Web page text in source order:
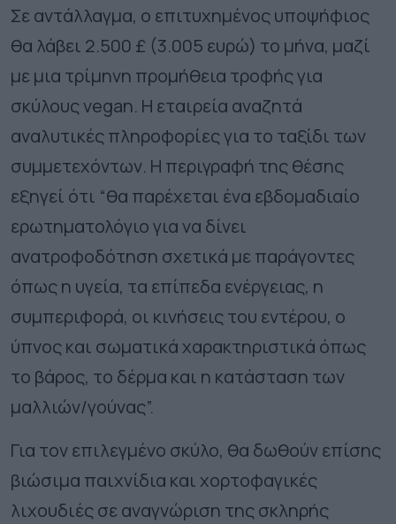
Σε αντάλλαγμα, ο επιτυχημένος υποψήφιος
θα λάβει 2.500 £ (3.005 ευρώ) το μήνα, μαζί
με μια τρίμηνη προμήθεια τροφής για
σκύλους vegan. Η εταιρεία αναζητά
αναλυτικές πληροφορίες για το ταξίδι των
συμμετεχόντων. Η περιγραφή της θέσης
εξηγεί ότι “θα παρέχεται ένα εβδομαδιαίο
ερωτηματολόγιο για να δίνει
ανατροφοδότηση σχετικά με παράγοντες
όπως η υγεία, τα επίπεδα ενέργειας, η
συμπεριφορά, οι κινήσεις του εντέρου, ο
ύπνος και σωματικά χαρακτηριστικά όπως
το βάρος, το δέρμα και η κατάσταση των
μαλλιών/γούνας”.
Για τον επιλεγμένο σκύλο, θα δωθούν επίσης
βιώσιμα παιχνίδια και χορτοφαγικές
λιχουδιές σε αναγνώριση της σκληρής